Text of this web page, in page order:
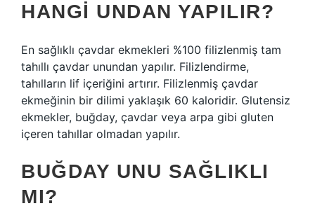
HANGI UNDAN YAPILIR?
En sağlıklı çavdar ekmekleri %100 filizlenmiş tam
tahıllı çavdar unundan yapılır. Filizlendirme,
tahılların lif içeriğini artırır. Filizlenmiş çavdar
ekmeğinin bir dilimi yaklaşık 60 kaloridir. Glutensiz
ekmekler, buğday, çavdar veya arpa gibi gluten
içeren tahıllar olmadan yapılır.
BUĞDAY UNU SAĞLIKLI
MI?